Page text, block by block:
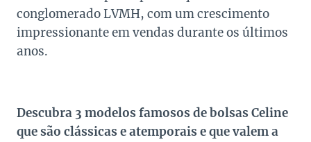
conglomerado LVMH, com um crescimento
impressionante em vendas durante os últimos
anos​.
Descubra 3 modelos famosos de bolsas Celine
que são clássicas e atemporais e que valem a